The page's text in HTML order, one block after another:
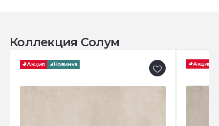
Коллекция Солум
Акция Новинка Акция